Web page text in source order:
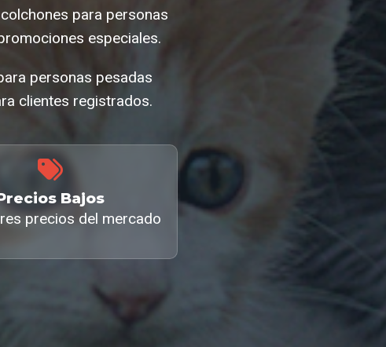
para personas
especiales.
personas pesadas
clientes registrados.
Bajos
precios del mercado